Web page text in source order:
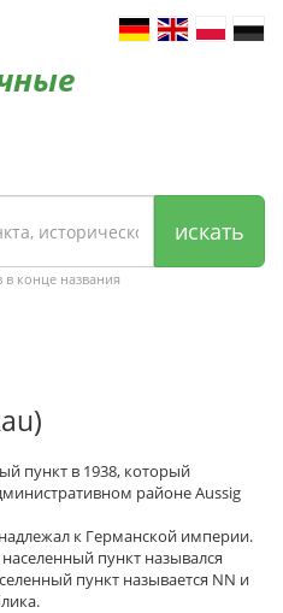
искать
конце названия
пункт в 1938, который
районе Aussig
к Германской империи.
пункт назывался
пункт называется NN и